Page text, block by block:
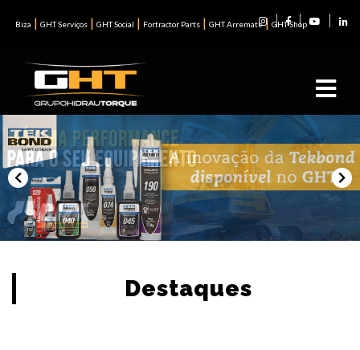
Biza | GHT Serviços | GHT Social | Fortractor Parts | GHT Arremate| GHT Shop
Previous
Destaques